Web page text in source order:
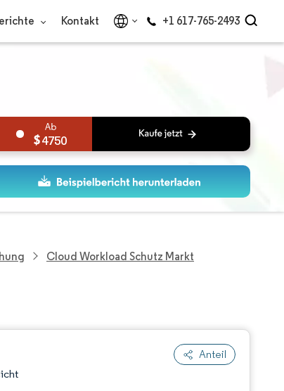
Kontakt +1 617-765-2493
4750
Cloud Workload Schutz Markt
Anteil